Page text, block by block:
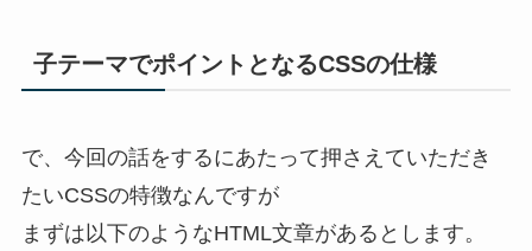
子テーマでポイントとなるCSSの仕様
で、今回の話をするにあたって押さえていただき
たいCSSの特徴なんですが
まずは以下のようなHTML文章があるとします。